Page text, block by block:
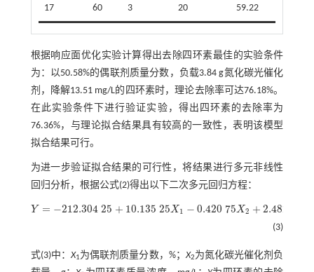
17 60 3 20 59.22
根据响应面优化实验计算得出去除四环素最佳的实验条件
为：以50.58%的偶联剂质量分数，负载3.84 g氮化碳光催化
剂，降解13.51 mg/L的四环素时，理论去除率可达76.18%。
在此实验条件下进行验证实验，得出四环素的去除率为
76.36%，与理论拟合结果具有较高的一致性，表明该模型
拟合结果可行。
为进一步验证拟合结果的可行性，将结果进行多元非线性
回归分析，根据公式(2)得出以下二次多元回归方程：
Y = −212.304 25 + 10.135 25 X 1 − 0.420 75X2 + 2.482
Y= -212.304 25+10.135 25X1-0.420 75X 2+2.482 85X3+0.314X1X2
(3)
式(3)中：X1为偶联剂质量分数，%；X2为氮化碳光催化剂负